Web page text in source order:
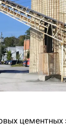
цементных